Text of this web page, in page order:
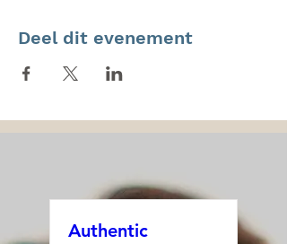
Deel dit evenement
Authentic